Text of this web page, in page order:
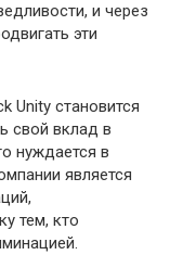
и через
эти
Unity становится
свой вклад в
нуждается в
является
тем, кто